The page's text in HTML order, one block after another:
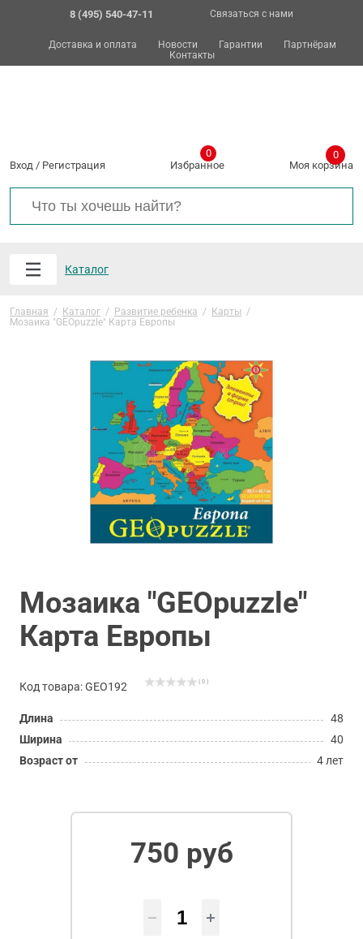
8 (495) 540-47-11 Связаться с нами
Доставка и оплата Новости Гарантии
Партнёрам
Контакты
Вход / Регистрация Избранное
0
Моя корзина
0
Каталог
Главная / Каталог / Развитие ребенка / Карты /
Мозаика "GEOpuzzle" Карта Европы
Мозаика "GEOpuzzle"
Карта Европы
Код товара: GEO192 ( 0 )
Длина
48
Ширина
40
Возраст от
4 лет
750 руб